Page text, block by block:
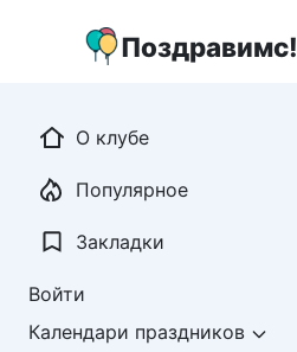
Поздравимс!
О клубе
Популярное
Закладки
Войти
Календари праздников